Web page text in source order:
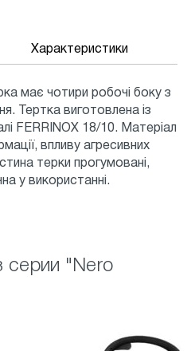
Характеристики
має чотири робочі боку з
Тертка виготовлена ​​із
FERRINOX 18/10. Матеріал
впливу агресивних
терки прогумовані,
у використанні.
серии "Nero